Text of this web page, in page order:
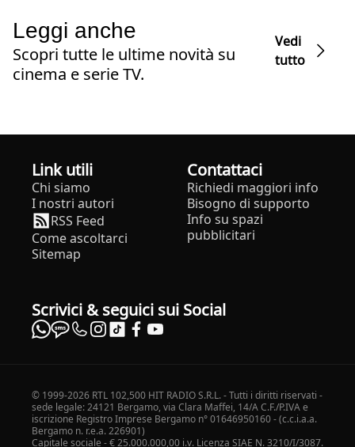
Leggi anche
Scopri tutte le ultime novità su
cinema e serie TV.
Vedi
tutto
Link utili
Chi siamo
I nostri autori
RSS Feed
Come ascoltarci
Sitemap
Contattaci
Richiedi maggiori info
Bisogno di supporto
Info su spazi
pubblicitari
Scrivici & seguici sui Social
© 1999-2026 RTL 102,500 HIT RADIO S.R.L. - Tutti i diritti riservati -
sede legale: 24121 Bergamo, via Clara Maffei, 14/A C.F./P.IVA e
iscrizione Registro Imprese Bergamo n° 01646950160 - (c.c.i.a.a.
Bergamo n. r.e.a. 226901)
Capitale sociale - € 25.000.000,00 i.v. Licenza SIAE N. 3210/I/3087.